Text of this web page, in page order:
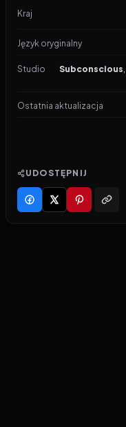
Kraj
Język oryginalny
Studio Subconscious,
Ostatnia aktualizacja
UDOSTĘPNIJ